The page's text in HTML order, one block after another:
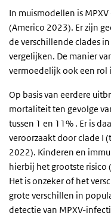
In muismodellen is
(Americo 2023). Er zijn
de verschillende clades
vergelijken. De manier
vermoedelijk ook een rol
Op basis van eerdere
mortaliteit ten gevolge
tussen 1 en 11% . Er is
veroorzaakt door clade I
2022). Kinderen en
hierbij het grootste risico
Het is onzeker of het
grote verschillen in
detectie van MPXV-